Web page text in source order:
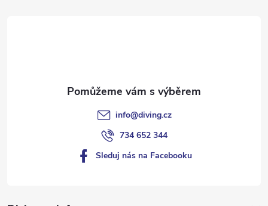
info@diving.cz
734 652 344
Sleduj nás na Facebooku